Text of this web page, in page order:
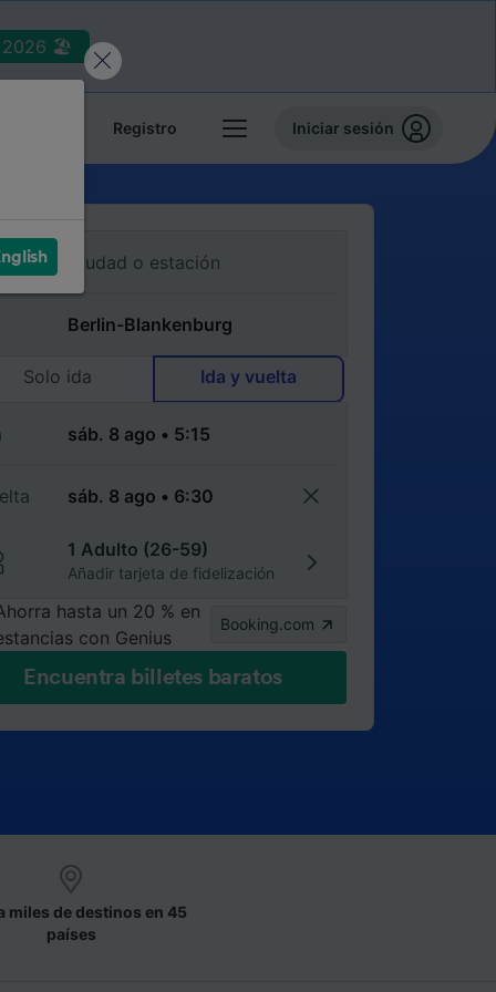
2026 🏖️
Registro Iniciar sesión
Solo ida Ida y vuelta
1 Adulto (26-59)
Añadir tarjeta de fidelización
hasta un 20 % en
con Genius
Booking.com
Encuentra billetes baratos
miles de destinos en 45
países